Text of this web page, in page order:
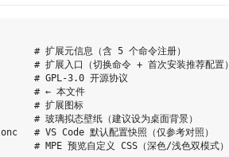
# 扩展元信息（含 5 个命令注册）
扩展入口（切换命令 + 首次安装推荐配置）
# GPL-3.0 开源协议
# ← 本文件
# 扩展图标
# 玻璃拟态壁纸（建议设为桌面背景）
# VS Code 默认配置快照（仅参考对照）
# MPE 预览自定义 CSS（深色/浅色双模式）